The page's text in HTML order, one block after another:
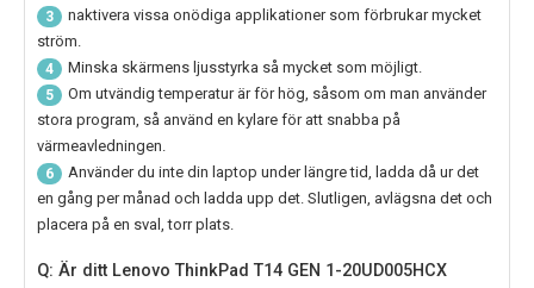
3
naktivera vissa onödiga applikationer som förbrukar mycket
ström.
4 Minska skärmens ljusstyrka så mycket som möjligt.
5
Om utvändig temperatur är för hög, såsom om man använder
stora program, så använd en kylare för att snabba på
värmeavledningen.
6
Använder du inte din laptop under längre tid, ladda då ur det
en gång per månad och ladda upp det. Slutligen, avlägsna det och
placera på en sval, torr plats.
Q: Är ditt Lenovo ThinkPad T14 GEN 1-20UD005HCX